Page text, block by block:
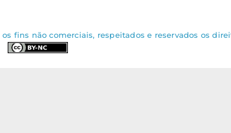
fins não comerciais, respeitados e reservados os